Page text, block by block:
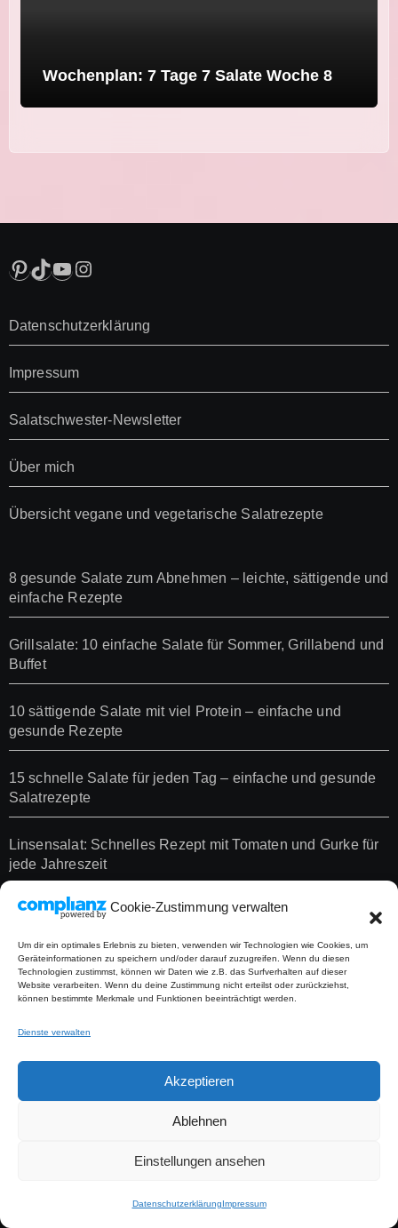
Cookie-Zustimmung verwalten
Um dir ein optimales Erlebnis zu bieten, verwenden wir Technologien wie Cookies, um
Geräteinformationen zu speichern und/oder darauf zuzugreifen. Wenn du diesen
Technologien zustimmst, können wir Daten wie z.B. das Surfverhalten auf dieser
Website verarbeiten. Wenn du deine Zustimmung nicht erteilst oder zurückziehst,
können bestimmte Merkmale und Funktionen beeinträchtigt werden.
Dienste verwalten
Akzeptieren
Ablehnen
Einstellungen ansehen
DatenschutzerklärungImpressum
Wochenplan: 7 Tage 7 Salate Woche 8
Pinterest
TikTok
YouTube
Instagram
Datenschutzerklärung
Impressum
Salatschwester-Newsletter
Über mich
Übersicht vegane und vegetarische Salatrezepte
8 gesunde Salate zum Abnehmen – leichte, sättigende und
einfache Rezepte
Grillsalate: 10 einfache Salate für Sommer, Grillabend und
Buffet
10 sättigende Salate mit viel Protein – einfache und
gesunde Rezepte
15 schnelle Salate für jeden Tag – einfache und gesunde
Salatrezepte
Linsensalat: Schnelles Rezept mit Tomaten und Gurke für
jede Jahreszeit
Suchen
Suchen
kaufst, erhalte ich eine kleine Provision, ohne